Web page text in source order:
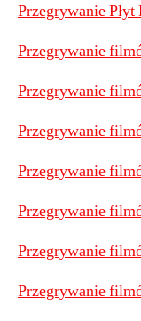
Przegrywanie
Przegrywanie
Przegrywanie
Przegrywanie
Przegrywanie
Przegrywanie
Przegrywanie
Przegrywanie